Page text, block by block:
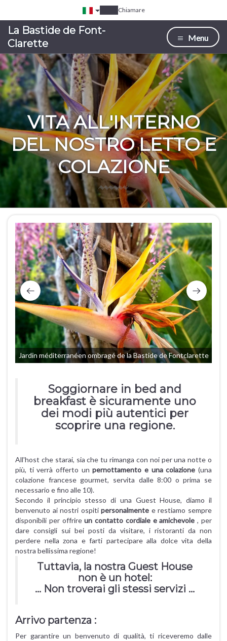
Chiamare
La Bastide de Font-
Clarette
Menu
VITA ALL'INTERNO
DEL NOSTRO LETTO E
COLAZIONE
Jardin méditerranéen ombragé de la Bastide de Fontclarette
Soggiornare in bed and
breakfast è sicuramente uno
dei modi più autentici per
scoprire una regione.
All'host che starai, sia che tu rimanga con noi per una notte o
più, ti verrà offerto unpernottamento e una colazione (una
colazione francese gourmet, servita dalle 8:00 o prima se
necessario e fino alle 10).
Secondo il principio stesso di una Guest House, diamo il
benvenuto ai nostri ospitipersonalmente e restiamo sempre
disponibili per offrireun contatto cordiale e amichevole , per
dare consigli sui bei posti da visitare, i ristoranti da non
perdere nella zona e farti partecipare alla dolce vita della
nostra bellissima regione!
Tuttavia, la nostra Guest House
non è un hotel:
... Non troverai gli stessi servizi ...
Arrivo partenza :
Per garantire un benvenuto di qualità, ti riceveremo dalle